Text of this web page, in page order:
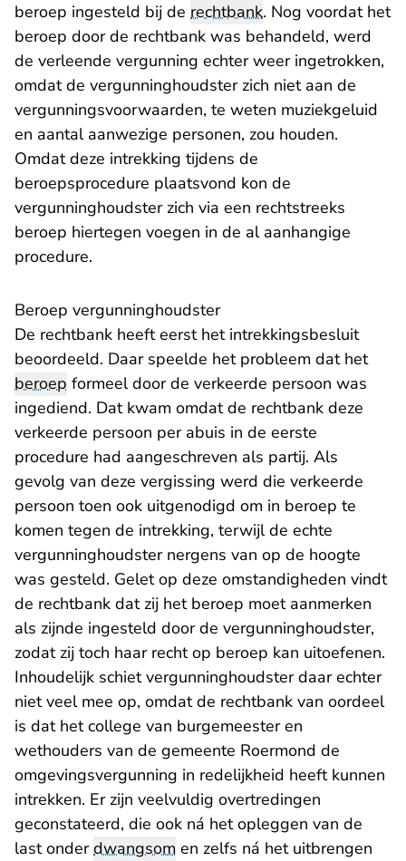
beroep ingesteld bij de rechtbank. Nog voordat het
beroep door de rechtbank was behandeld, werd
de verleende vergunning echter weer ingetrokken,
omdat de vergunninghoudster zich niet aan de
vergunningsvoorwaarden, te weten muziekgeluid
en aantal aanwezige personen, zou houden.
Omdat deze intrekking tijdens de
beroepsprocedure plaatsvond kon de
vergunninghoudster zich via een rechtstreeks
beroep hiertegen voegen in de al aanhangige
procedure.
Beroep vergunninghoudster
De rechtbank heeft eerst het intrekkingsbesluit
beoordeeld. Daar speelde het probleem dat het
beroep formeel door de verkeerde persoon was
ingediend. Dat kwam omdat de rechtbank deze
verkeerde persoon per abuis in de eerste
procedure had aangeschreven als partij. Als
gevolg van deze vergissing werd die verkeerde
persoon toen ook uitgenodigd om in beroep te
komen tegen de intrekking, terwijl de echte
vergunninghoudster nergens van op de hoogte
was gesteld. Gelet op deze omstandigheden vindt
de rechtbank dat zij het beroep moet aanmerken
als zijnde ingesteld door de vergunninghoudster,
zodat zij toch haar recht op beroep kan uitoefenen.
Inhoudelijk schiet vergunninghoudster daar echter
niet veel mee op, omdat de rechtbank van oordeel
is dat het college van burgemeester en
wethouders van de gemeente Roermond de
omgevingsvergunning in redelijkheid heeft kunnen
intrekken. Er zijn veelvuldig overtredingen
geconstateerd, die ook ná het opleggen van de
last onderdwangsom en zelfs ná het uitbrengen